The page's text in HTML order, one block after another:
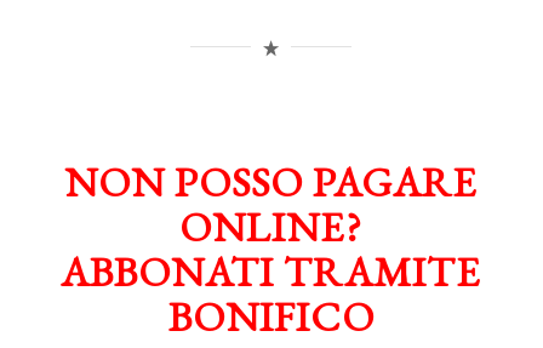
NON POSSO PAGARE
ONLINE?
ABBONATI TRAMITE
BONIFICO